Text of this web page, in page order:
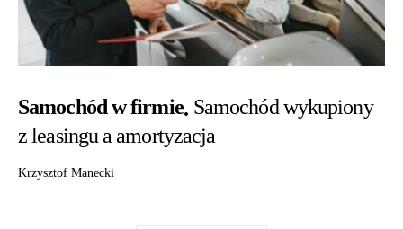
Samochód w firmie Samochód wykupiony
z leasingu a amortyzacja
Krzysztof Manecki